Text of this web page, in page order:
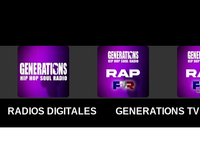
RADIOS DIGITALES GENERATIONS TV